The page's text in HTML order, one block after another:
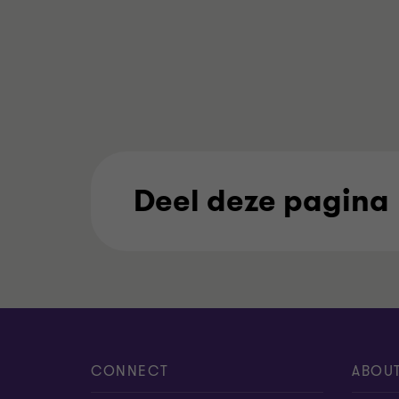
Deel deze pagina
CONNECT